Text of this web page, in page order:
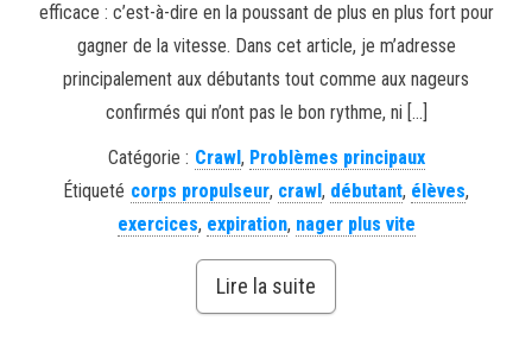
efficace : c’est-à-dire en la poussant de plus en plus fort pour
gagner de la vitesse. Dans cet article, je m’adresse
principalement aux débutants tout comme aux nageurs
confirmés qui n’ont pas le bon rythme, ni […]
Catégorie : Crawl , Problèmes principaux
Étiqueté corps propulseur, crawl , débutant, élèves,
exercices, expiration, nager plus vite
Lire la suite